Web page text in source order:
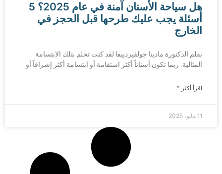
هل سياحة الأسنان آمنة في عام 2025؟ 5
أسئلة يجب عليك طرحها قبل الحجز في
الخارج
بقلم الدكتورة مادينا جولفيردييفا لقد كنت تحلم بتلك الابتسامة
المثالية. ربما تكون أسناناً أكثر استقامة أو ابتسامة أكثر إشراقاً أو
اقرأ أكثر "
11 مايو، 2025